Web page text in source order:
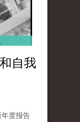
自我
年度报告